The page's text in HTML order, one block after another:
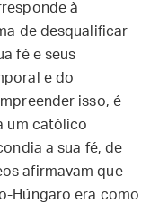
à
de desqualificar
fé e seus
e do
isso, é
um católico
a sua fé, de
afirmavam que
Húngaro era como